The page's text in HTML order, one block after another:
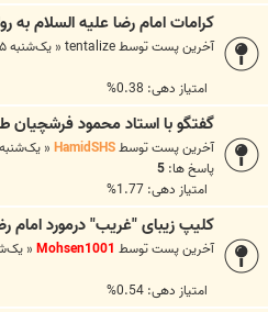
کرامات امام رضا علیه السلام
آخرین پست توسطtentalize
« یک‌شنبه ۲۵ بهمن ۱۳۸۸, ۱۱:۱۳ ب.ظ
امتیاز دهی: 0.38%
گفتگو با استاد محمود فرشچيان
آخرین پست توسطHamidSHS
« یک‌شنبه ۲۵ بهمن ۱۳۸۸, ۸:۱۴ ق.ظ
پاسخ ها: 5
امتیاز دهی: 1.77%
کلیپ زیبای "غریب" درمورد امام
آخرین پست توسطMohsen1001
« یک‌شنبه ۲۵
امتیاز دهی: 0.54%